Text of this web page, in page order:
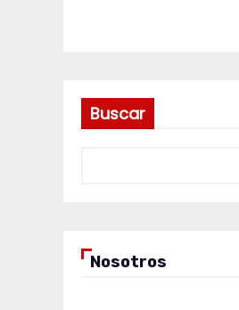
Buscar
Nosotros